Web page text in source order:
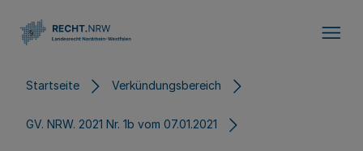
Startseite Verkündungsbereich
GV. NRW. 2021 Nr. 1b vom 07.01.2021